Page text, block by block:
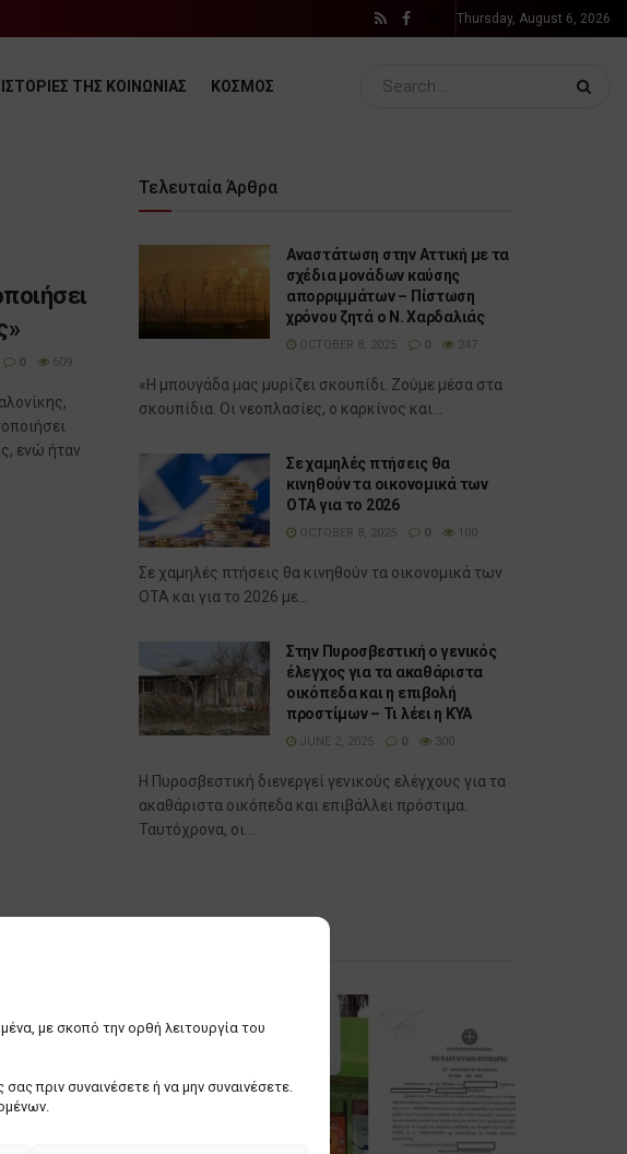
με σκοπό την ορθή λειτουργία του
πριν συναινέσετε ή να μην συναινέσετε.
Thursday, August 6, 2026
ΙΣΤΟΡΙΕΣ ΤΗΣ ΚΟΙΝΩΝΙΑΣ ΚΟΣΜΟΣ
0 609
ενώ ήταν
Τελευταία Άρθρα
Αναστάτωση στην Αττική με τα
σχέδια μονάδων καύσης
απορριμμάτων – Πίστωση
χρόνου ζητά ο Ν. Χαρδαλιάς
OCTOBER 8, 2025 0 247
«Η μπουγάδα μας μυρίζει σκουπίδι. Ζούμε μέσα στα
σκουπίδια. Οι νεοπλασίες, ο καρκίνος και...
Σε χαμηλές πτήσεις θα
κινηθούν τα οικονομικά των
ΟΤΑ για το 2026
OCTOBER 8, 2025 0 100
Σε χαμηλές πτήσεις θα κινηθούν τα οικονομικά των
ΟΤΑ και για το 2026 με...
Στην Πυροσβεστική ο γενικός
έλεγχος για τα ακαθάριστα
οικόπεδα και η επιβολή
προστίμων – Τι λέει η ΚΥΑ
JUNE 2, 2025 0 300
Η Πυροσβεστική διενεργεί γενικούς ελέγχους για τα
ακαθάριστα οικόπεδα και επιβάλλει πρόστιμα.
Ταυτόχρονα, οι...